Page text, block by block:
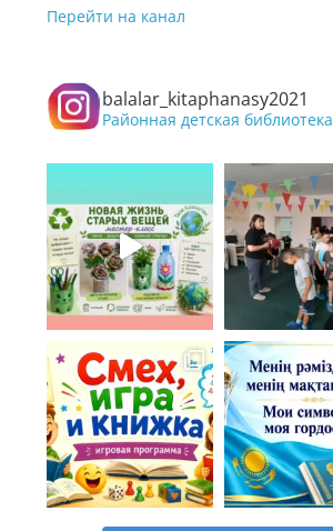
Перейти на канал
balalar_kitaphanasy2021
Районная детская библиотека